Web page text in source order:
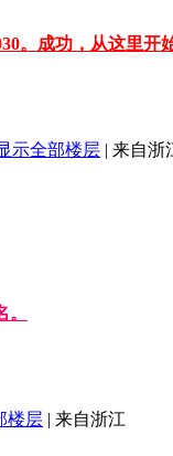
。成功，从这里开
示全部楼层 | 来自浙
楼层 | 来自浙江